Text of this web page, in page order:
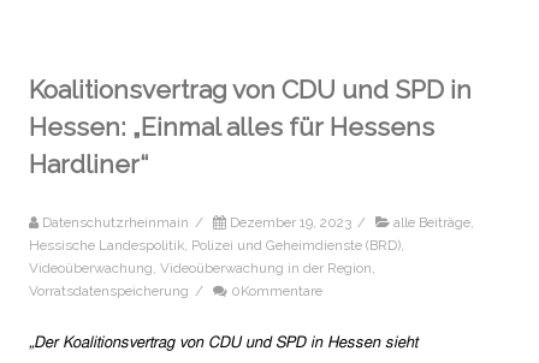
Koalitionsvertrag von CDU und SPD in
Hessen: „Einmal alles für Hessens
Hardliner“
Datenschutzrheinmain / Dezember 19, 2023 / alle Beiträge
Hessische Landespolitik Polizei und Geheimdienste (BRD)
Videoüberwachung Videoüberwachung in der Region
Vorratsdatenspeicherung / 0Kommentare
„Der Koalitionsvertrag von CDU und SPD in Hessen sieht